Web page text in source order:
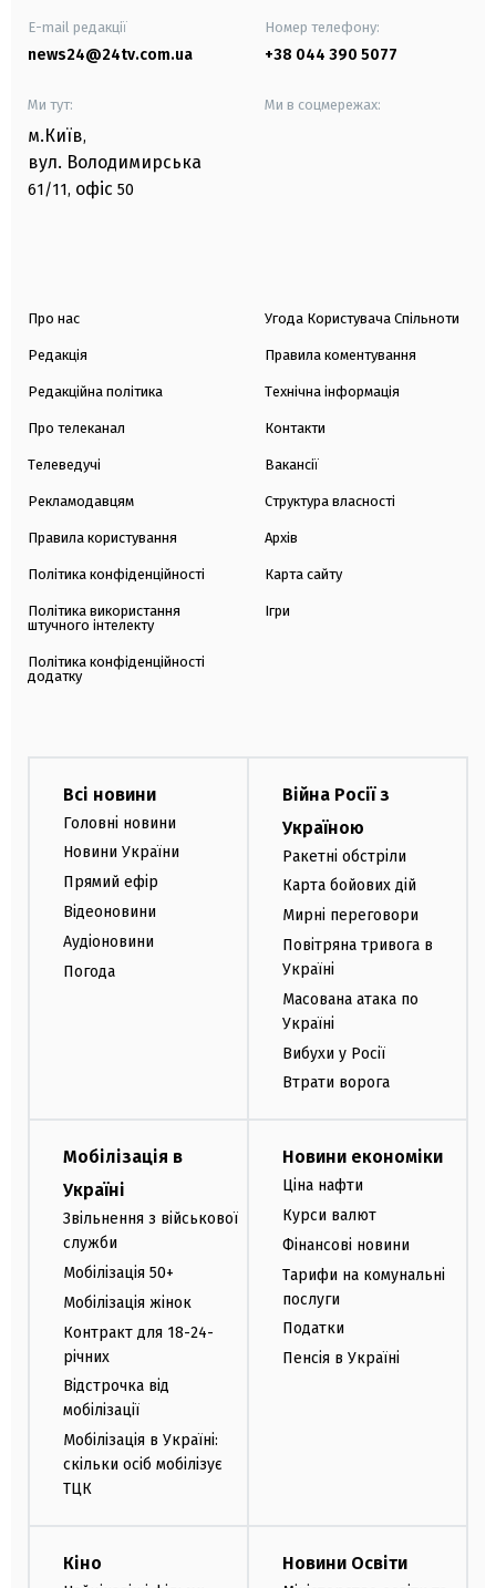
E-mail редакції
news24@24tv.com.ua
Номер телефону:
+38 044 390 5077
Ми тут:
м.Київ,
вул. Володимирська
61/11, офіс 50
Ми в соцмережах:
Про нас
Редакція
Редакційна політика
Про телеканал
Телеведучі
Рекламодавцям
Правила користування
Політика конфіденційності
Політика використання
штучного інтелекту
Політика конфіденційності
додатку
Угода Користувача Спільноти
Правила коментування
Технічна інформація
Контакти
Вакансії
Структура власності
Архів
Карта сайту
Ігри
Всі новини
Головні новини
Новини України
Прямий ефір
Відеоновини
Аудіоновини
Погода
Війна Росії з
Україною
Ракетні обстріли
Карта бойових дій
Мирні переговори
Повітряна тривога в
Україні
Масована атака по
Україні
Вибухи у Росії
Втрати ворога
Мобілізація в
Україні
Звільнення з військової
служби
Мобілізація 50+
Мобілізація жінок
Контракт для 18-24-
річних
Відстрочка від
мобілізації
Мобілізація в Україні:
скільки осіб мобілізує
ТЦК
Новини економіки
Ціна нафти
Курси валют
Фінансові новини
Тарифи на комунальні
послуги
Податки
Пенсія в Україні
Кіно Новини Освіти